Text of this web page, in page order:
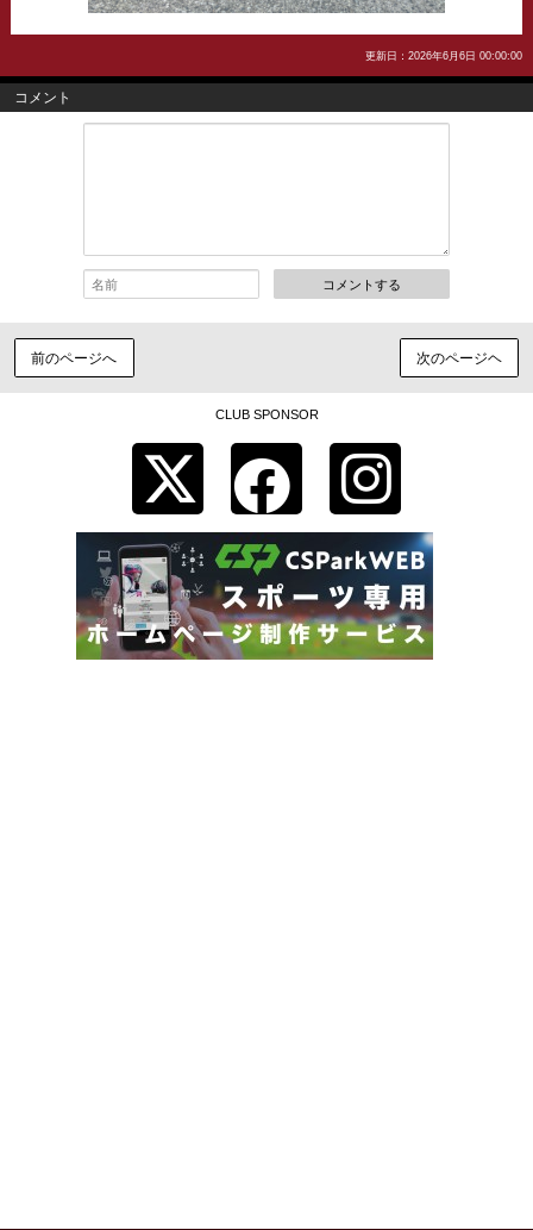
更新日：2026年6月6日 00:00:00
コメント
コメントする
前のページへ 次のページヘ
CLUB SPONSOR